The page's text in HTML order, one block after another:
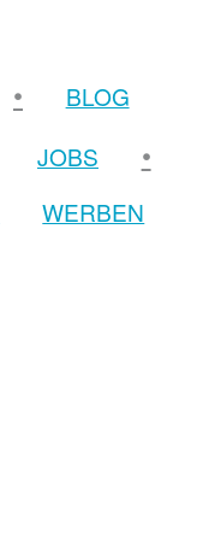
•
BLOG
JOBS •
WERBEN